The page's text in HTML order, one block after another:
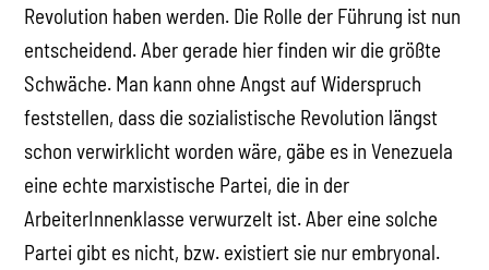
Revolution haben werden. Die Rolle der Führung ist nun
entscheidend. Aber gerade hier finden wir die größte
Schwäche. Man kann ohne Angst auf Widerspruch
feststellen, dass die sozialistische Revolution längst
schon verwirklicht worden wäre, gäbe es in Venezuela
eine echte marxistische Partei, die in der
ArbeiterInnenklasse verwurzelt ist. Aber eine solche
Partei gibt es nicht, bzw. existiert sie nur embryonal.